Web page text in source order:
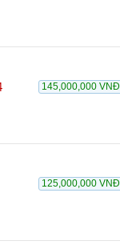
145,000,000 VNĐ
125,000,000 VNĐ